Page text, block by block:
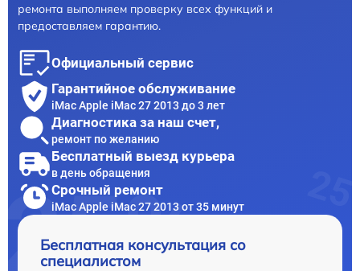
ремонта выполняем проверку всех функций и
предоставляем гарантию.
Официальный сервис
Гарантийное обслуживание
iMac Apple iMac 27 2013 до 3 лет
Диагностика за наш счет,
ремонт по желанию
Бесплатный выезд курьера
в день обращения
Срочный ремонт
iMac Apple iMac 27 2013 от 35 минут
Бесплатная консультация со
специалистом